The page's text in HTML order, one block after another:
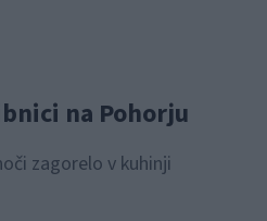
na Pohorju
zagorelo v kuhinji